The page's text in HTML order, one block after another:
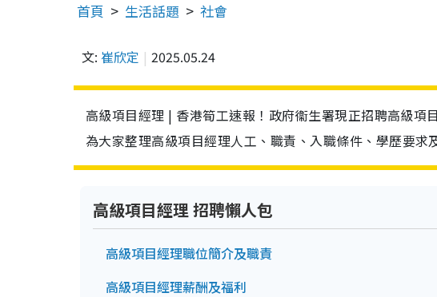
首頁 生活話題 社會
文: 崔欣定 2025.05.24
高級項目經理 | 香港筍工速報！政府衞生署現正招聘高級
為大家整理高級項目經理人工、職責、入職條件、學歷要求
高級項目經理 招聘懶人包
高級項目經理職位簡介及職責
高級項目經理薪酬及福利